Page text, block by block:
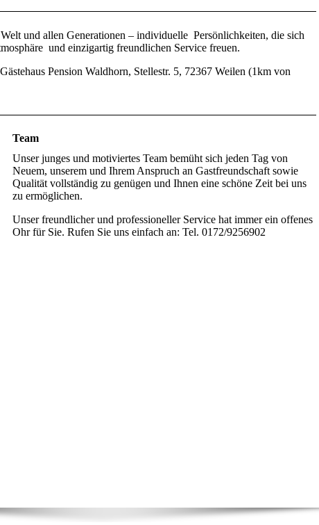
und allen Generationen – individuelle Persönlichkeiten, die sich
und einzigartig freundlichen Service freuen.
Pension Waldhorn, Stellestr. 5, 72367 Weilen (1km von
Team
Unser junges und motiviertes Team bemüht sich jeden Tag von
Neuem, unserem und Ihrem Anspruch an Gastfreundschaft sowie
Qualität vollständig zu genügen und Ihnen eine schöne Zeit bei uns
zu ermöglichen.
Unser freundlicher und professioneller Service hat immer ein offenes
Ohr für Sie. Rufen Sie uns einfach an: Tel. 0172/9256902